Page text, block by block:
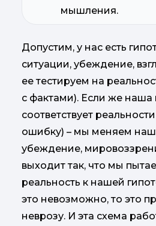
мышления.
Допустим, у нас есть
ситуации, убеждение,
ее тестируем на
с фактами). Если же наша
соответствует
ошибку) – мы меняем
убеждение,
выходит так, что мы
реальность к нашей
это невозможно, то это
неврозу. И эта схема